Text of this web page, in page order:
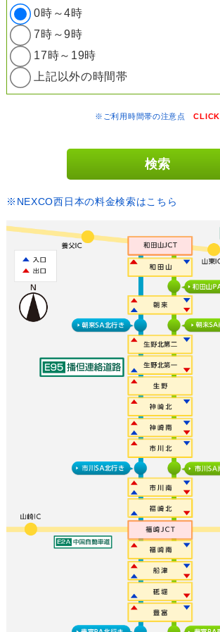
0時～4時
7時～9時
17時～19時
上記以外の時間帯
※ご利用時間帯の注意点CLICK
※NEXCO西日本の料金検索はこちら